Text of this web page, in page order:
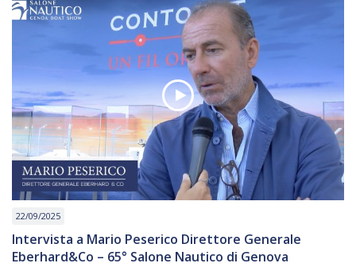
22/09/2025
Intervista a Mario Peserico Direttore Generale
Eberhard&Co – 65° Salone Nautico di Genova